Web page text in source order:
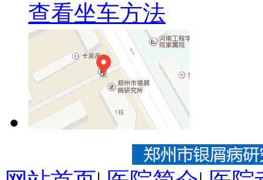
查看坐车方法